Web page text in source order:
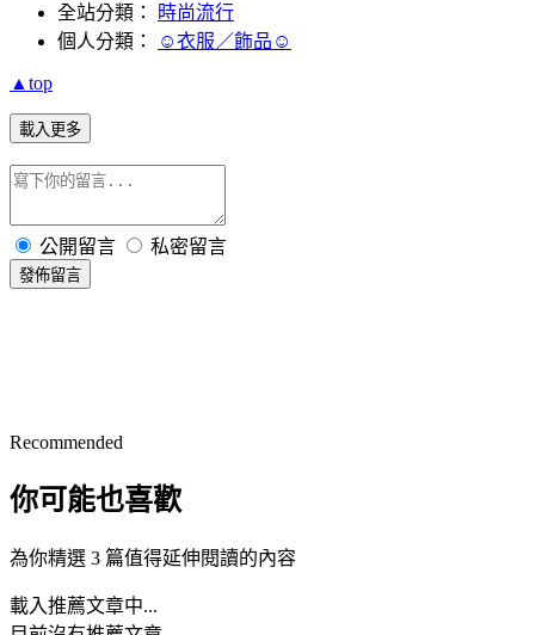
全站分類：
時尚流行
個人分類：
☺衣服／飾品☺
▲top
載入更多
公開留言 私密留言
發佈留言
Recommended
你可能也喜歡
為你精選 3 篇值得延伸閱讀的內容
載入推薦文章中...